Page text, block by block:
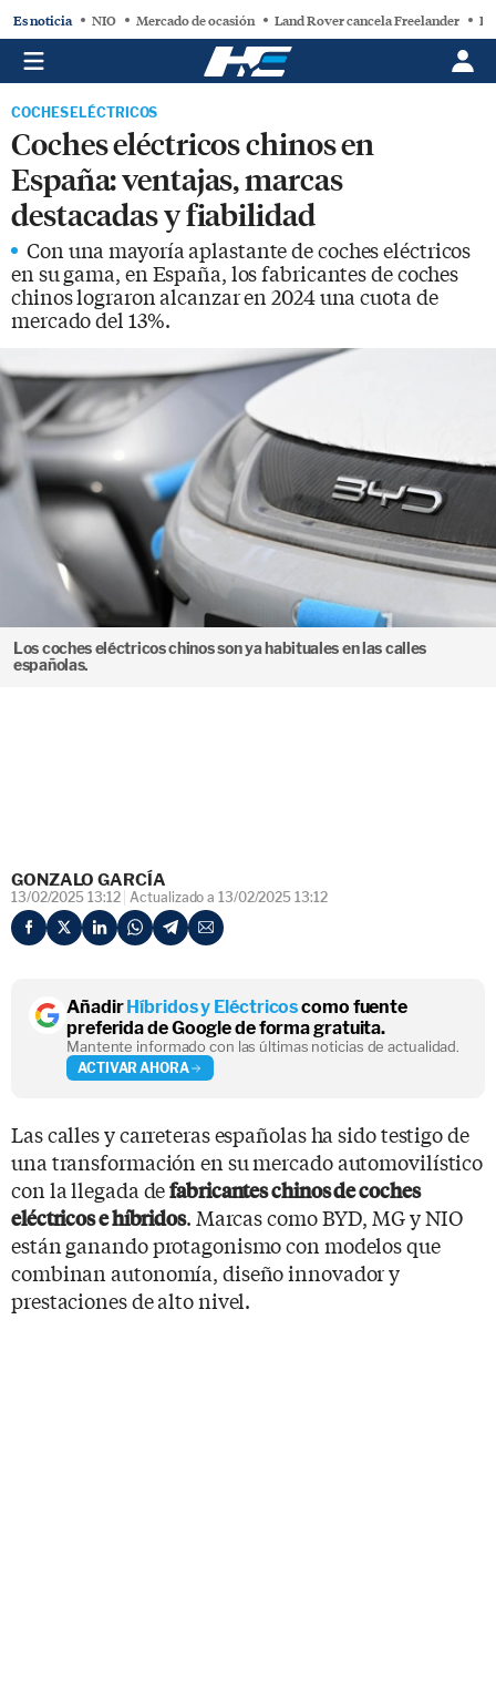
Es noticia NIO Mercado de ocasión Land Rover cancela Freelander
COCHES ELÉCTRICOS
Coches eléctricos chinos en
España: ventajas, marcas
destacadas y fiabilidad
Con una mayoría aplastante de coches eléctricos
en su gama, en España, los fabricantes de coches
chinos lograron alcanzar en 2024 una cuota de
mercado del 13%.
Los coches eléctricos chinos son ya habituales en las calles
españolas.
GONZALO GARCÍA
13/02/2025 13:12 Actualizado a 13/02/2025 13:12
AñadirHíbridos y Eléctricoscomo fuente
preferida de Google de forma gratuita.
Mantente informado con las últimas noticias de actualidad.
ACTIVAR AHORA
Las calles y carreteras españolas ha sido testigo de
una transformación en su mercado automovilístico
con la llegada defabricantes chinos de coches
eléctricos e híbridos. Marcas como BYD, MG y NIO
están ganando protagonismo con modelos que
combinan autonomía, diseño innovador y
prestaciones de alto nivel.